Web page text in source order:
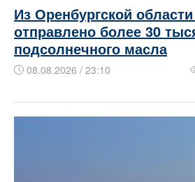
Из Оренбургской
отправлено более 30
подсолнечного масла
08.08.2026 / 23:10